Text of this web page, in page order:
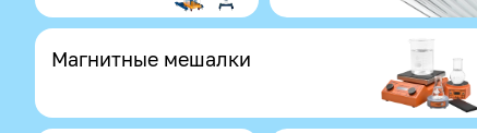
Магнитные мешалки